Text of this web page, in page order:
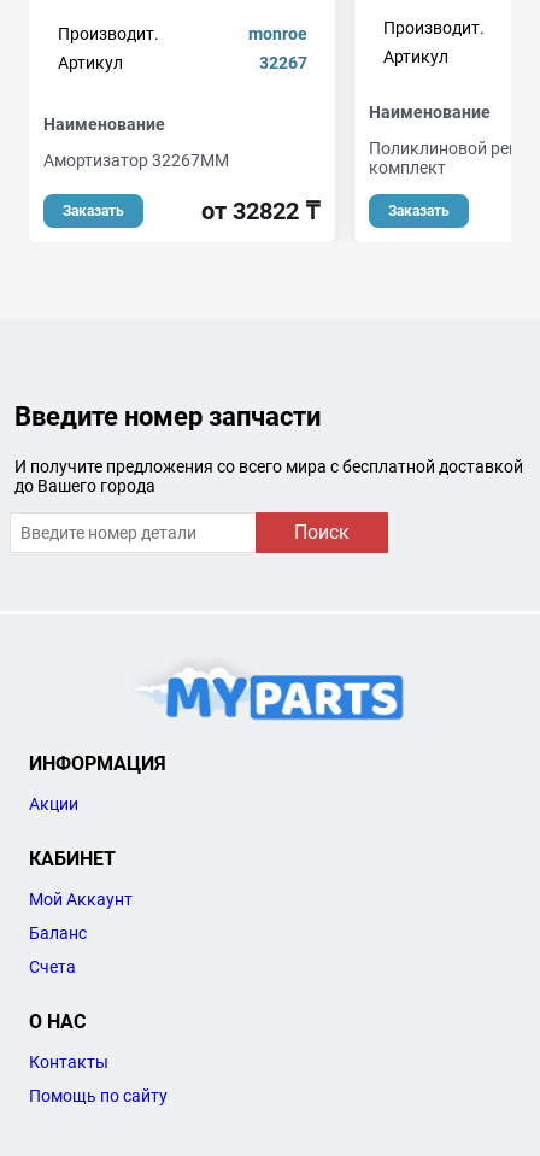
Производит.
monroe
Артикул
32267
Наименование
Амортизатор 32267MM
Заказать от 32822 ₸
Производит.
Артикул
Наименование
Поликлиновой
комплект
Заказать
Введите номер запчасти
И получите предложения со всего мира с бесплатной доставкой
до Вашего города
Поиск
ИНФОРМАЦИЯ
Акции
КАБИНЕТ
Мой Аккаунт
Баланс
Счета
О НАС
Контакты
Помощь по сайту